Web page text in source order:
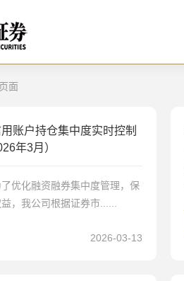
面
账户持仓集中度实时控制
年3月）
优化融资融券集中度管理，保
，我公司根据证券市......
2026-03-13